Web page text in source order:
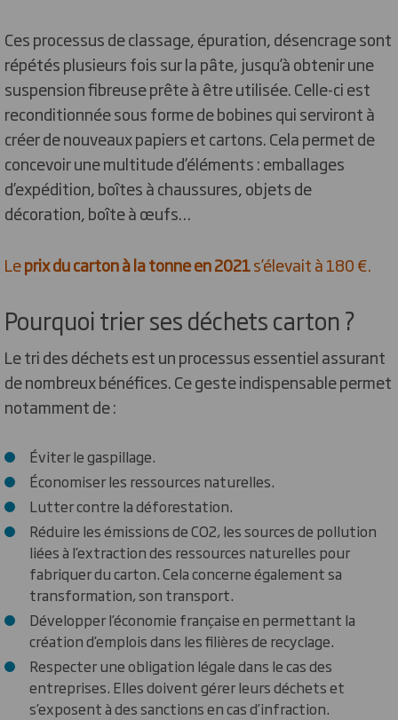
Ces processus de classage, épuration, désencrage sont
répétés plusieurs fois sur la pâte, jusqu’à obtenir une
suspension fibreuse prête à être utilisée. Celle-ci est
reconditionnée sous forme de bobines qui serviront à
créer de nouveaux papiers et cartons. Cela permet de
concevoir une multitude d’éléments : emballages
d’expédition, boîtes à chaussures, objets de
décoration, boîte à œufs…
Leprix du carton à la tonne en 2021s’élevait à 180 €.
Pourquoi trier ses déchets carton ?
Le tri des déchets est un processus essentiel assurant
de nombreux bénéfices. Ce geste indispensable permet
notamment de :
Éviter le gaspillage.
Économiser les ressources naturelles.
Lutter contre la déforestation.
Réduire les émissions de CO2, les sources de pollution
liées à l’extraction des ressources naturelles pour
fabriquer du carton. Cela concerne également sa
transformation, son transport.
Développer l’économie française en permettant la
création d’emplois dans les filières de recyclage.
Respecter une obligation légale dans le cas des
entreprises. Elles doivent gérer leurs déchets et
s’exposent à des sanctions en cas d’infraction.